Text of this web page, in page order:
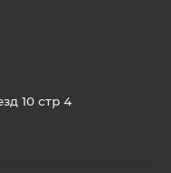
10 стр 4